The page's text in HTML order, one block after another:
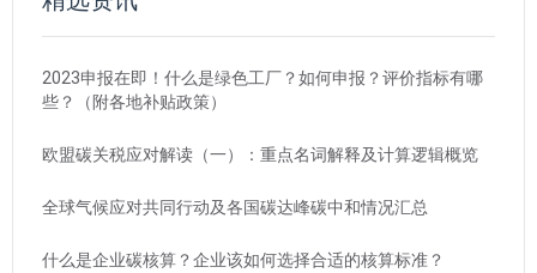
2023申报在即！什么是绿色工厂？如何申报？评价指标有哪
些？（附各地补贴政策）
欧盟碳关税应对解读（一）：重点名词解释及计算逻辑概览
全球气候应对共同行动及各国碳达峰碳中和情况汇总
什么是企业碳核算？企业该如何选择合适的核算标准？